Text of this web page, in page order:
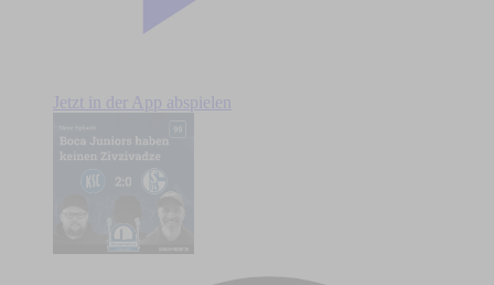
Jetzt in der App abspielen